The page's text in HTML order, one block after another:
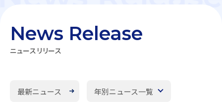
ニュースリリース
News Release
最新ニュース 年別ニュース一覧